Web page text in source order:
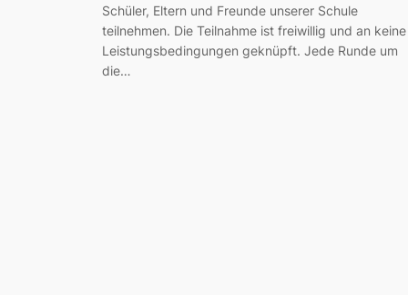
Schüler, Eltern und Freunde unserer Schule
teilnehmen. Die Teilnahme ist freiwillig und an keine
Leistungsbedingungen geknüpft. Jede Runde um
die…